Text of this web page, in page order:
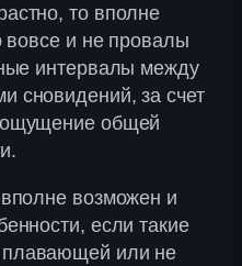
то вполне
вовсе и не провалы
интервалы между
сновидений, за счет
общей
возможен и
если такие
или не